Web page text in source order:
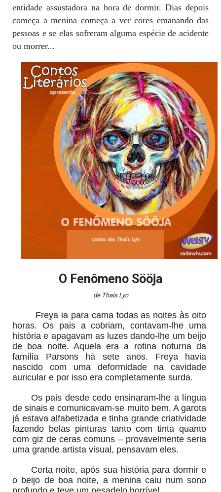
entidade assustadora na hora de dormir. Dias depois
começa a menina começa a ver cores emanando das
pessoas e se elas sofreram alguma espécie de acidente
ou morrer...
O Fenômeno Sööja
de Thaís Lyn
Freya ia para cama todas as noites às oito
horas. Os pais a cobriam, contavam-lhe uma
história e apagavam as luzes dando-lhe um beijo
de boa noite. Aquela era a rotina noturna da
família Parsons há sete anos. Freya havia
nascido com uma deformidade na cavidade
auricular e por isso era completamente surda.
Os pais desde cedo ensinaram-lhe a língua
de sinais e comunicavam-se muito bem. A garota
já estava alfabetizada e tinha grande criatividade
fazendo belas pinturas tanto com tinta quanto
com giz de ceras comuns – provavelmente seria
uma grande artista visual, pensavam eles.
Certa noite, após sua história para dormir e
o beijo de boa noite, a menina caiu num sono